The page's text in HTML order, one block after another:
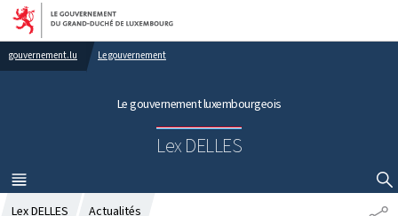
Aller au menu principal
Aller au contenu
gouvernement.lu Le gouvernement
Le gouvernement luxembourgeois
Lex DELLES
MENU
PRINCIPAL
AFFICHER / MASQUER LA RECHERCHE
Lex DELLES Actualités